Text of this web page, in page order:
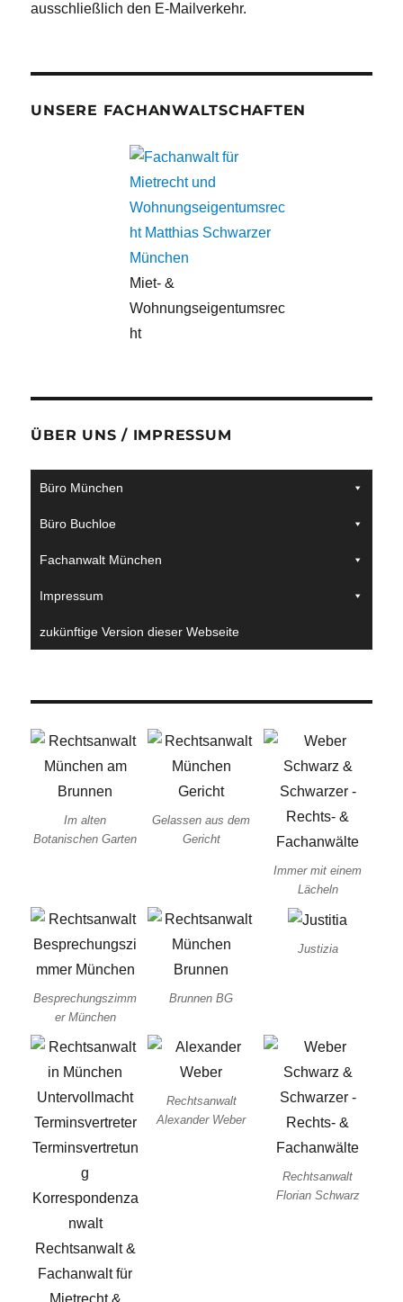
ausschließlich den E-Mailverkehr.
UNSERE FACHANWALTSCHAFTEN
Miet- &
Wohnungseigentumsrec
ht
ÜBER UNS / IMPRESSUM
Büro München
Büro Buchloe
Fachanwalt München
Impressum
zukünftige Version dieser Webseite
Im alten
Botanischen Garten
Gelassen aus dem
Gericht
Immer mit einem
Lächeln
Besprechungszimm
er München
Brunnen BG
Justizia
Rechtsanwalt
Alexander Weber
Rechtsanwalt
Florian Schwarz